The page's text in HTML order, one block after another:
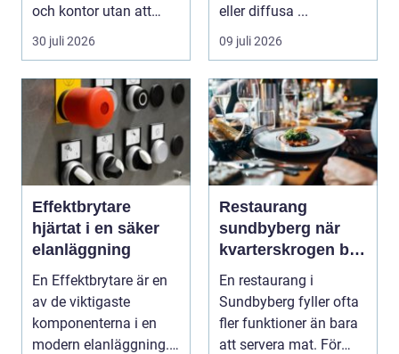
och kontor utan att
köpa nytt. Mån...
30 juli 2026
eller diffusa ...
09 juli 2026
Effektbrytare
hjärtat i en säker
elanläggning
En Effektbrytare är en
av de viktigaste
komponenterna i en
modern elanläggning.
Restaurang
sundbyberg när
kvarterskrogen blir
vardagsrum
En restaurang i
Sundbyberg fyller ofta
fler funktioner än bara
att servera mat. För